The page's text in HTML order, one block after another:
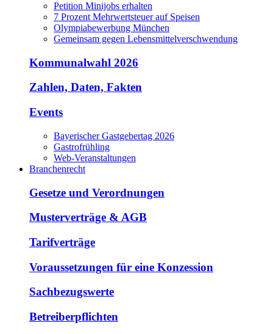
Petition Minijobs erhalten
7 Prozent Mehrwertsteuer auf Speisen
Olympiabewerbung München
Gemeinsam gegen Lebensmittelverschwendung
Kommunalwahl 2026
Zahlen, Daten, Fakten
Events
Bayerischer Gastgebertag 2026
Gastrofrühling
Web-Veranstaltungen
Branchenrecht
Gesetze und Verordnungen
Musterverträge & AGB
Tarifverträge
Voraussetzungen für eine Konzession
Sachbezugswerte
Betreiberpflichten